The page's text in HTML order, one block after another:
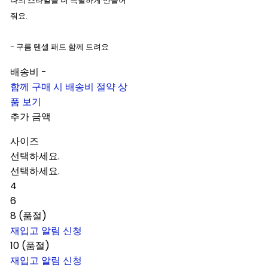
줘요.
- 구름 텐셀 패드 함께 드려요
배송비 -
함께 구매 시 배송비 절약 상
품 보기
추가 금액
사이즈
선택하세요.
선택하세요.
4
6
8 (품절)
재입고 알림 신청
10 (품절)
재입고 알림 신청